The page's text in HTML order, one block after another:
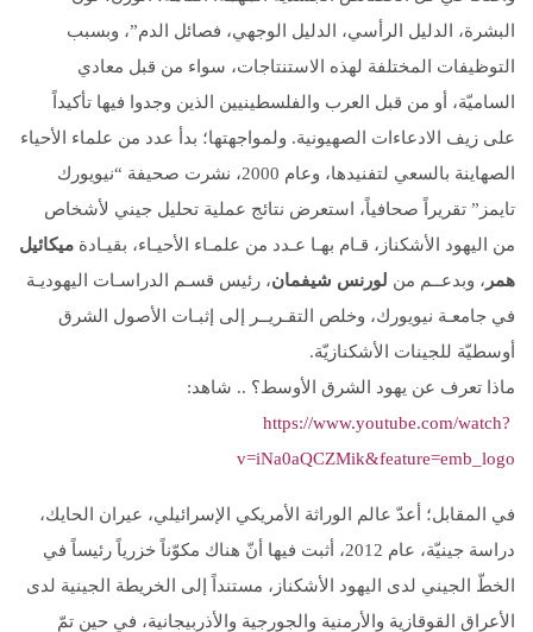
البشرة، الدليل الرأسي، الدليل الوجهي، فصائل الدم”، وبسبب
التوظيفات المختلفة لهذه الاستنتاجات، سواء من قبل معادي
الساميّة، أو من قبل العرب والفلسطينيين الذين وجدوا فيها تأكيداً
على زيف الادعاءات الصهيونية. ولمواجهتها؛ بدأ عدد من علماء الأحياء
الصهاينة بالسعي لتفنيدها، وعام 2000، نشرت صحيفة “نيويورك
تايمز” تقريراً صحافياً، استعرض نتائج عملية تحليل جيني لأشخاص
من اليهود الأشكناز، قـام بهـا عـدد من علمـاء الأحيـاء، بقيـادة ميكائيل
همر ، وبدعــم من لورنس شيفمان، رئيس قسـم الدراسـات اليهوديـة
في جامعـة نيويورك، وخلص التقـريــر إلى إثبـات الأصول الشرق
أوسطيّة للجينات الأشكنازيّة.
ماذا تعرف عن يهود الشرق الأوسط؟ .. شاهد:
https://www.youtube.com/watch?
v=iNa0aQCZMik&feature=emb_logo
في المقابل؛ أعدّ عالم الوراثة الأمريكي الإسرائيلي، عيران الحايك،
دراسة جينيّة، عام 2012، أثبت فيها أنّ هناك مكوّناً خزرياً رئيساً في
الخطّ الجيني لدى اليهود الأشكناز، مستنداً إلى الخريطة الجينية لدى
الأعراق القوقازية والأرمنية والجورجية والأذربيجانية، في حين تمّ